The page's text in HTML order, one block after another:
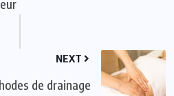
NEXT
de drainage